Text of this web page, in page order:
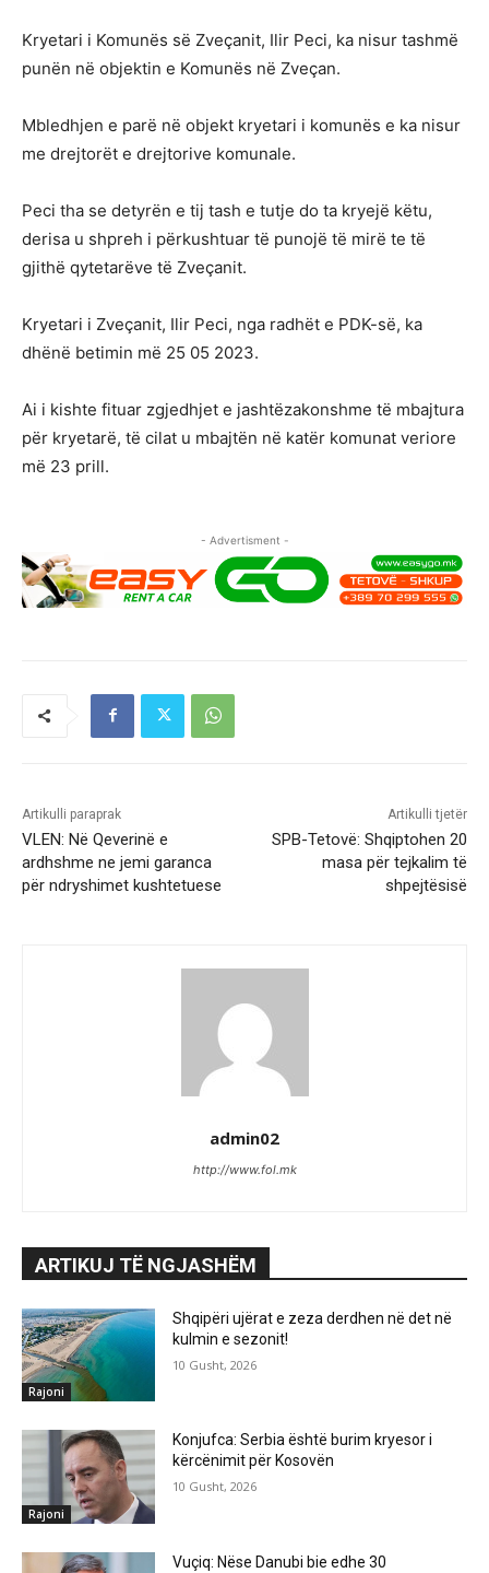
Kryetari i Komunës së Zveçanit, Ilir Peci, ka nisur tashmë
punën në objektin e Komunës në Zveçan.
Mbledhjen e parë në objekt kryetari i komunës e ka nisur
me drejtorët e drejtorive komunale.
Peci tha se detyrën e tij tash e tutje do ta kryejë këtu,
derisa u shpreh i përkushtuar të punojë të mirë te të
gjithë qytetarëve të Zveçanit.
Kryetari i Zveçanit, Ilir Peci, nga radhët e PDK-së, ka
dhënë betimin më 25 05 2023.
Ai i kishte fituar zgjedhjet e jashtëzakonshme të mbajtura
për kryetarë, të cilat u mbajtën në katër komunat veriore
më 23 prill.
- Advertisment -
Artikulli paraprak
VLEN: Në Qeverinë e
ardhshme ne jemi garanca
për ndryshimet kushtetuese
Artikulli tjetër
SPB-Tetovë: Shqiptohen 20
masa për tejkalim të
shpejtësisë
admin02
http://www.fol.mk
ARTIKUJ TË NGJASHËM
Rajoni
Shqipëri ujërat e zeza derdhen në det në
kulmin e sezonit!
10 Gusht, 2026
Rajoni
Konjufca: Serbia është burim kryesor i
kërcënimit për Kosovën
10 Gusht, 2026
Vuçiq: Nëse Danubi bie edhe 30